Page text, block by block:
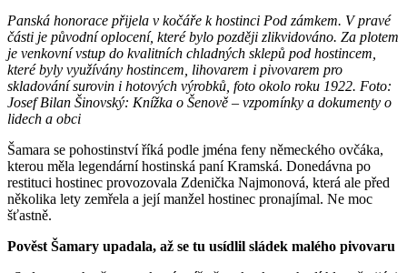
Panská honorace přijela v kočáře k hostinci Pod zámkem. V pravé
části je původní oplocení, které bylo později zlikvidováno. Za plotem
je venkovní vstup do kvalitních chladných sklepů pod hostincem,
které byly využívány hostincem, lihovarem i pivovarem pro
skladování surovin i hotových výrobků, foto okolo roku 1922. Foto:
Josef Bilan Šinovský: Knížka o Šenově – vzpomínky a dokumenty o
lidech a obci
Šamara se pohostinství říká podle jména feny německého ovčáka,
kterou měla legendární hostinská paní Kramská. Donedávna po
restituci hostinec provozovala Zdenička Najmonová, která ale před
několika lety zemřela a její manžel hostinec pronajímal. Ne moc
šťastně.
Pověst Šamary upadala, až se tu usídlil sládek malého pivovaru